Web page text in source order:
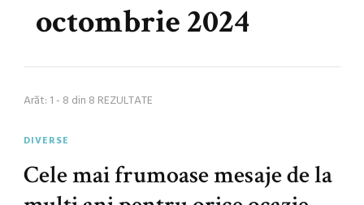
octombrie 2024
Arăt: 1 - 8 din 8 REZULTATE
DIVERSE
Cele mai frumoase mesaje de la